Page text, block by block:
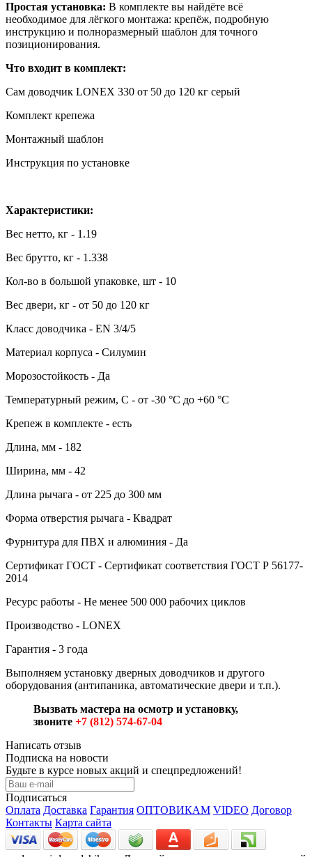
Простая установка: В комплекте вы найдёте всё
необходимое для лёгкого монтажа: крепёж, подробную
инструкцию и полноразмерный шаблон для точного
позиционирования.
Что входит в комплект:
Сам доводчик LONEX 330 от 50 до 120 кг серый
Комплект крепежа
Монтажный шаблон
Инструкция по установке
Характеристики:
Вес нетто, кг - 1.19
Вес брутто, кг - 1.338
Кол-во в большой упаковке, шт - 10
Вес двери, кг - от 50 до 120 кг
Класс доводчика - EN 3/4/5
Материал корпуса - Силумин
Морозостойкость - Да
Температурный режим, С - от -30 °С до +60 °С
Крепеж в комплекте - есть
Длина, мм - 182
Ширина, мм - 42
Длина рычага - от 225 до 300 мм
Форма отверстия рычага - Квадрат
Фурнитура для ПВХ и алюминия - Да
Сертификат ГОСТ - Сертификат соответствия ГОСТ Р 56177-
2014
Ресурс работы - Не менее 500 000 рабочих циклов
Производство - LONEX
Гарантия - 3 года
Выполняем установку дверных доводчиков и другого
оборудования (антипаника, автоматические двери и т.п.).
Вызвать мастера на осмотр и установку,
звоните +7 (812) 574-67-04
Написать отзыв
Подписка на новости
Будьте в курсе новых акций и спецпредложений!
Подписаться
Оплата Доставка Гарантия ОПТОВИКАМ VIDEO Договор
Контакты Карта сайта